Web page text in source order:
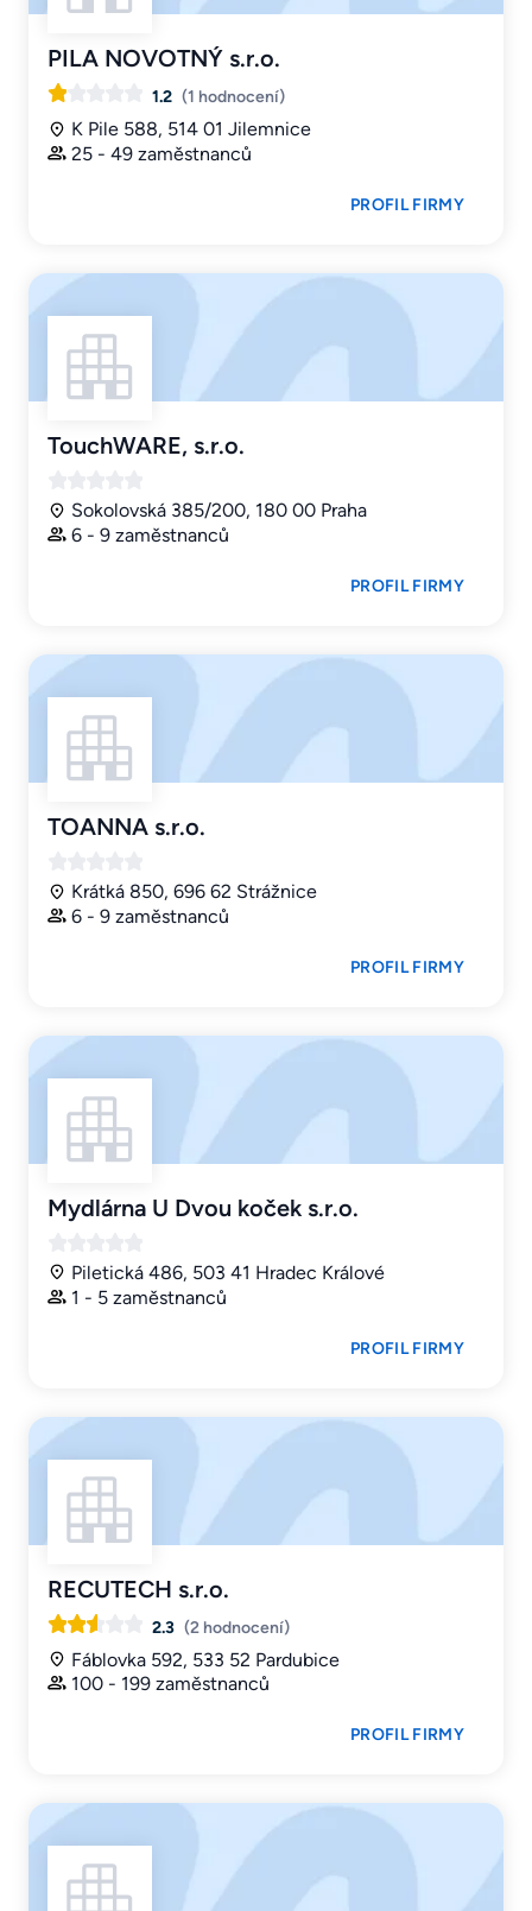
PILA NOVOTNÝ s.r.o.
1.2 (1 hodnocení)
K Pile 588, 514 01 Jilemnice
25 - 49 zaměstnanců
PROFIL FIRMY
TouchWARE, s.r.o.
Sokolovská 385/200, 180 00 Praha
6 - 9 zaměstnanců
PROFIL FIRMY
TOANNA s.r.o.
Krátká 850, 696 62 Strážnice
6 - 9 zaměstnanců
PROFIL FIRMY
Mydlárna U Dvou koček s.r.o.
Piletická 486, 503 41 Hradec Králové
1 - 5 zaměstnanců
PROFIL FIRMY
RECUTECH s.r.o.
2.3 (2 hodnocení)
Fáblovka 592, 533 52 Pardubice
100 - 199 zaměstnanců
PROFIL FIRMY